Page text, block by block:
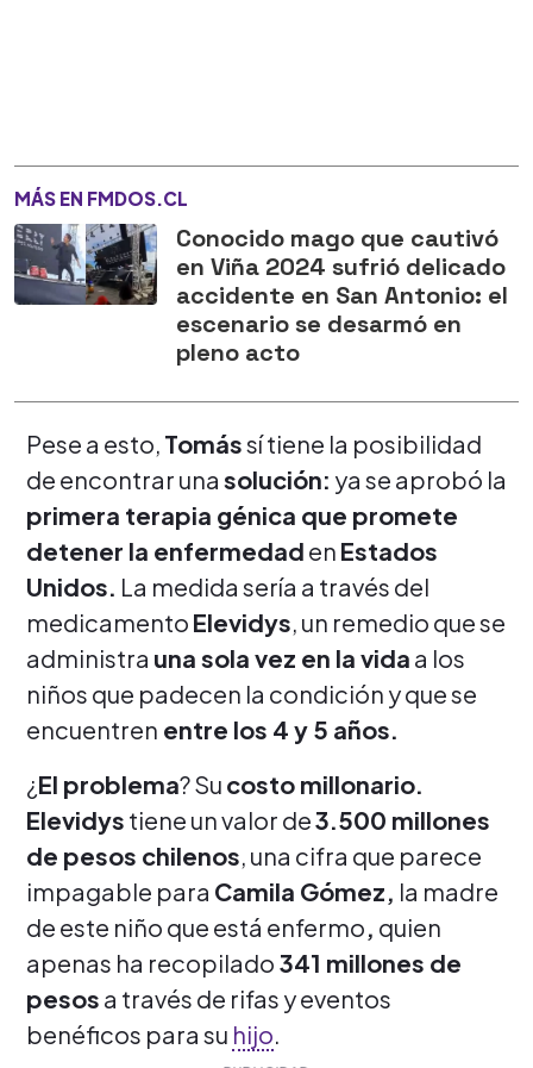
MÁS EN FMDOS.CL
Conocido mago que cautivó
en Viña 2024 sufrió delicado
accidente en San Antonio: el
escenario se desarmó en
pleno acto
Pese a esto, Tomássí tiene la posibilidad
de encontrar una solución: ya se aprobó la
primera terapia génica que promete
detener la enfermedad en Estados
Unidos. La medida sería a través del
medicamento Elevidys, un remedio que se
administra una sola vez en la vida a los
niños que padecen la condición y que se
encuentren entre los 4 y 5 años.
¿El problema? Su costo millonario.
Elevidys tiene un valor de3.500 millones
de pesos chilenos, una cifra que parece
impagable para Camila Gómez, la madre
de este niño que está enfermo, quien
apenas ha recopilado 341 millones de
pesos a través de rifas y eventos
benéficos para su hijo.